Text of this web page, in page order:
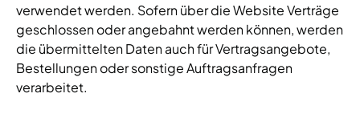
verwendet werden. Sofern über die Website Verträge
geschlossen oder angebahnt werden können, werden
die übermittelten Daten auch für Vertragsangebote,
Bestellungen oder sonstige Auftragsanfragen
verarbeitet.